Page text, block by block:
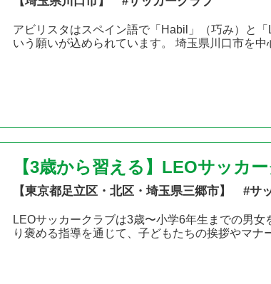
アビリスタはスペイン語で「Habil」（巧み）と
いう願いが込められています。 埼玉県川口市を中
【3歳から習える】LEOサッカ
【東京都足立区・北区・埼玉県三郷市】 #サ
LEOサッカークラブは3歳〜小学6年生までの男
り褒める指導を通じて、子どもたちの挨拶やマナ